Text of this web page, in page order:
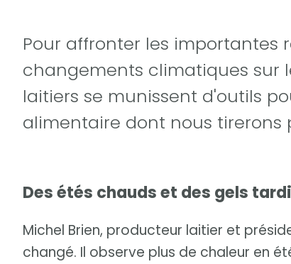
Pour affronter les importantes
changements climatiques sur
laitiers se munissent d'outils
alimentaire dont nous tirerons
Des étés chauds et des gels
Michel Brien, producteur laitier et
changé. Il observe plus de chaleur en